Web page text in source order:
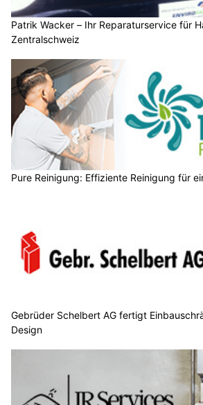
Patrik Wacker – Ihr Reparaturservice für
Zentralschweiz
Pure Reinigung: Effiziente Reinigung für
Gebrüder Schelbert AG fertigt
Design